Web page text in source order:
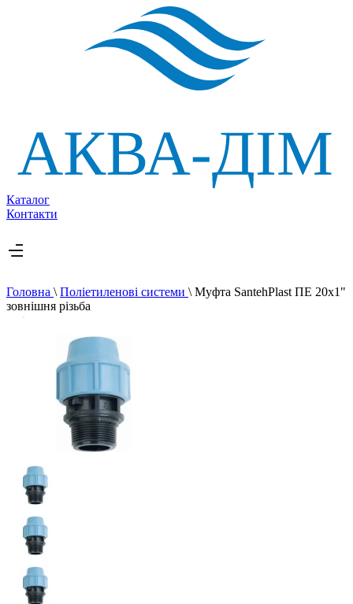
Каталог
Контакти
Головна \ Поліетиленові системи \ Муфта SantehPlast ПЕ 20x1"
зовнішня різьба